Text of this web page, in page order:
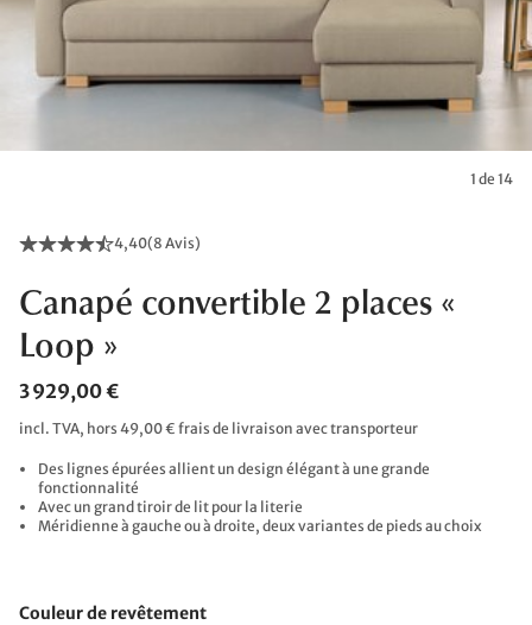
1 de 14
4,40(8 Avis)
Canapé convertible 2 places «
Loop »
3 929,00 €
incl. TVA, hors 49,00 € frais de livraison avec transporteur
Des lignes épurées allient un design élégant à une grande
fonctionnalité
Avec un grand tiroir de lit pour la literie
Méridienne à gauche ou à droite, deux variantes de pieds au choix
Couleur de revêtement